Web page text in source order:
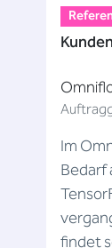
Im
Bedarf
findet